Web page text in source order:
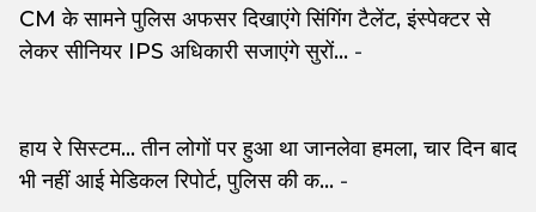
CM के सामने पुलिस अफसर दिखाएंगे सिंगिंग टैलेंट, इंस्पेक्टर से
लेकर सीनियर IPS अधिकारी सजाएंगे सुरों... -
हाय रे सिस्टम... तीन लोगों पर हुआ था जानलेवा हमला, चार दिन बाद
भी नहीं आई मेडिकल रिपोर्ट, पुलिस की क... -